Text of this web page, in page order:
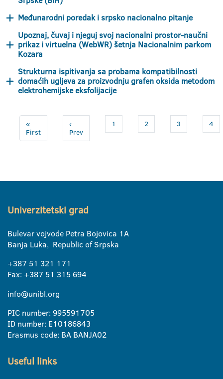
Međunarodni poredak i srpsko nacionalno pitanje
Upoznaj, čuvaj i njeguj svoj nacionalni prostor-naučni
prikaz i virtuelna (WebWR) šetnja Nacionalnim parkom
Kozara
Strukturna ispitivanja sa probama kompatibilnosti
domaćih ugljeva za proizvodnju grafen oksida metodom
elektrohemijske eksfolijacije
«
First
‹
Prev
1 2 3 4
Univerzitetski grad
Bulevar vojvode Petra Bojovica 1A
Banja Luka, Republic of Srpska
+387 51 321 171
Fax: +387 51 315 694
info@unibl.org
PIC number: 995591705
ID number: E10186843
Erasmus code: BA BANJA02
Useful links